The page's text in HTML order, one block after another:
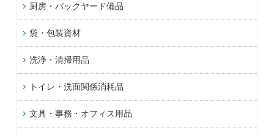
厨房・バックヤード備品
袋・包装資材
洗浄・清掃用品
トイレ・洗面関係消耗品
文具・事務・オフィス用品